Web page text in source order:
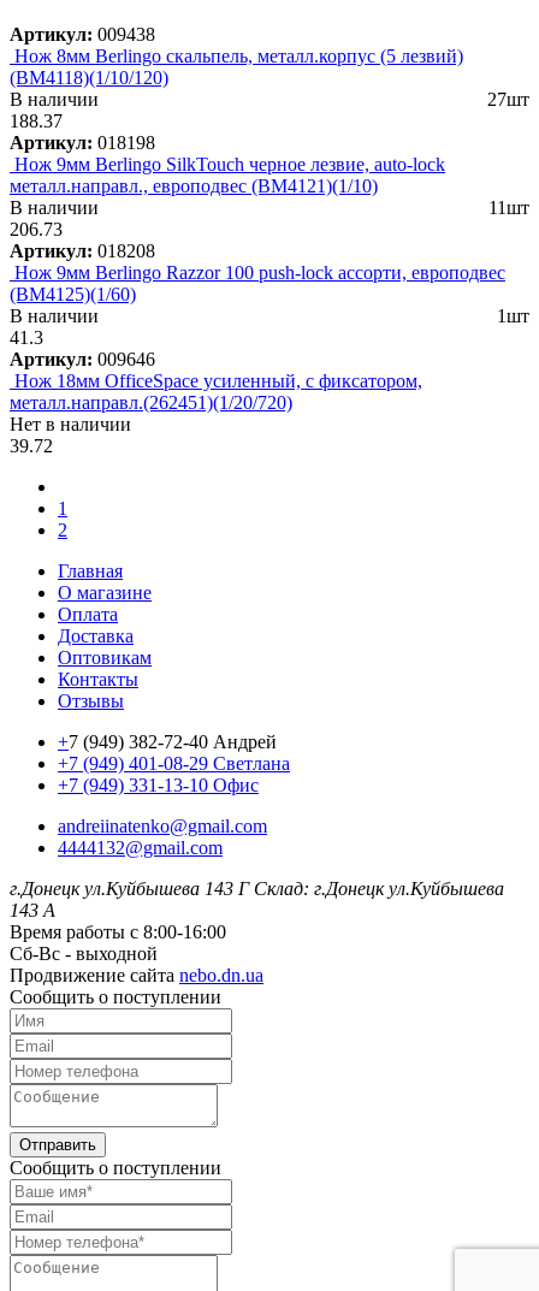
Артикул: 009438
Нож 8мм Berlingo скальпель, металл.корпус (5 лезвий)
(BM4118)(1/10/120)
В наличии
27шт
188.37
Артикул: 018198
Нож 9мм Berlingo SilkTouch черное лезвие, auto-lock
металл.направл., европодвес (BM4121)(1/10)
В наличии
11шт
206.73
Артикул: 018208
Нож 9мм Berlingo Razzor 100 push-lock ассорти, европодвес
(BM4125)(1/60)
В наличии
1шт
41.3
Артикул: 009646
Нож 18мм OfficeSpace усиленный, с фиксатором,
металл.направл.(262451)(1/20/720)
Нет в наличии
39.72
1
2
Главная
О магазине
Оплата
Доставка
Оптовикам
Контакты
Отзывы
+7 (949) 382-72-40 Андрей
+7 (949) 401-08-29 Светлана
+7 (949) 331-13-10 Офис
andreiinatenko@gmail.com
4444132@gmail.com
г.Донецк ул.Куйбышева 143 Г Склад: г.Донецк ул.Куйбышева
143 А
Время работы с 8:00-16:00
Сб-Вс - выходной
Продвижение сайта nebo.dn.ua
Сообщить о поступлении
Отправить
Сообщить о поступлении